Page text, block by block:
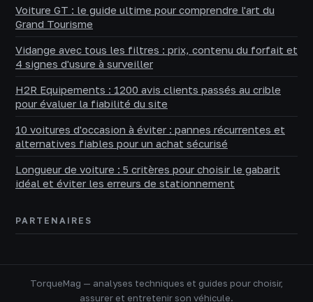
Voiture GT : le guide ultime pour comprendre l'art du
Grand Tourisme
Vidange avec tous les filtres : prix, contenu du forfait et
4 signes d'usure à surveiller
H2R Equipements : 1200 avis clients passés au crible
pour évaluer la fiabilité du site
10 voitures d'occasion à éviter : pannes récurrentes et
alternatives fiables pour un achat sécurisé
Longueur de voiture : 5 critères pour choisir le gabarit
idéal et éviter les erreurs de stationnement
PARTENAIRES
TorqueMag — analyses techniques et guides pour choisir,
assurer et entretenir son véhicule.